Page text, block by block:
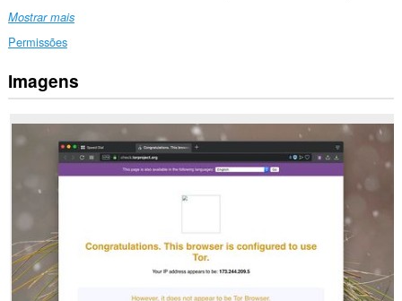
Mostrar mais
Permissões
This
extension
create
rich
notifications
in
the
system
tray.
Imagens